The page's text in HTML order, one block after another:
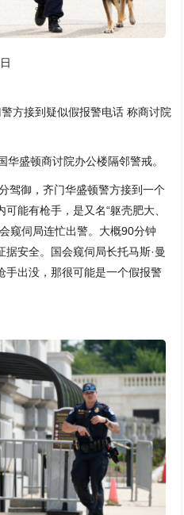
方接到疑似假报警电话 称商讨院
盛顿商讨院办公楼隔邻警戒。
驾御，齐门华盛顿警方接到一个
能有枪手，是又名“躯壳肥大、
窥伺局连忙出警。大概90分钟
安全。国会窥伺局长托马斯·曼
手出没，那很可能是一个假报警